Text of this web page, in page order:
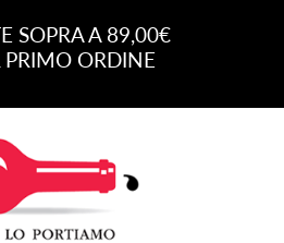
SOPRA A 89,00€
PRIMO ORDINE